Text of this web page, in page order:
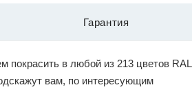
Гарантия
покрасить в любой из 213 цветов RAL
вам, по интересующим